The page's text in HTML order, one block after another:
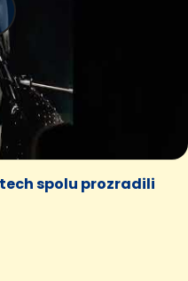
spolu prozradili